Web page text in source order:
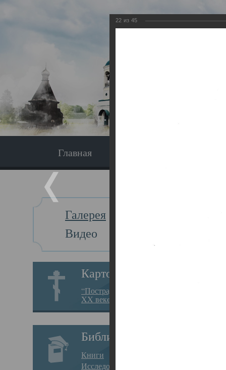
Главная
Галерея
Видео
Картотека
“Пострадавшие за веру в
XX веке на Севере”
Библиотека
Книги
Исследования
22 из 45